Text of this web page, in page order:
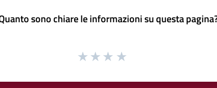
sono chiare le informazioni su questa